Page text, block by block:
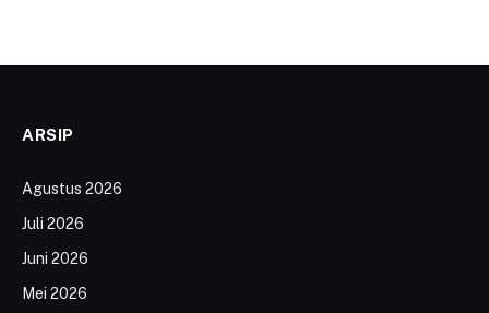
ARSIP
Agustus 2026
Juli 2026
Juni 2026
Mei 2026